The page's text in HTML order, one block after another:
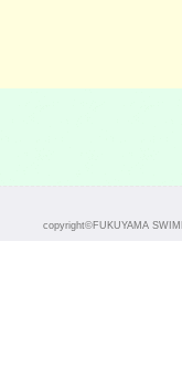
copyright©FUKUYAMA